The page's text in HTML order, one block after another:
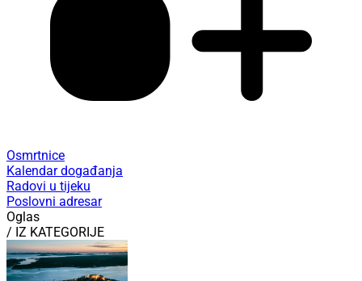
Osmrtnice
Kalendar događanja
Radovi u tijeku
Poslovni adresar
Oglas
/ IZ KATEGORIJE